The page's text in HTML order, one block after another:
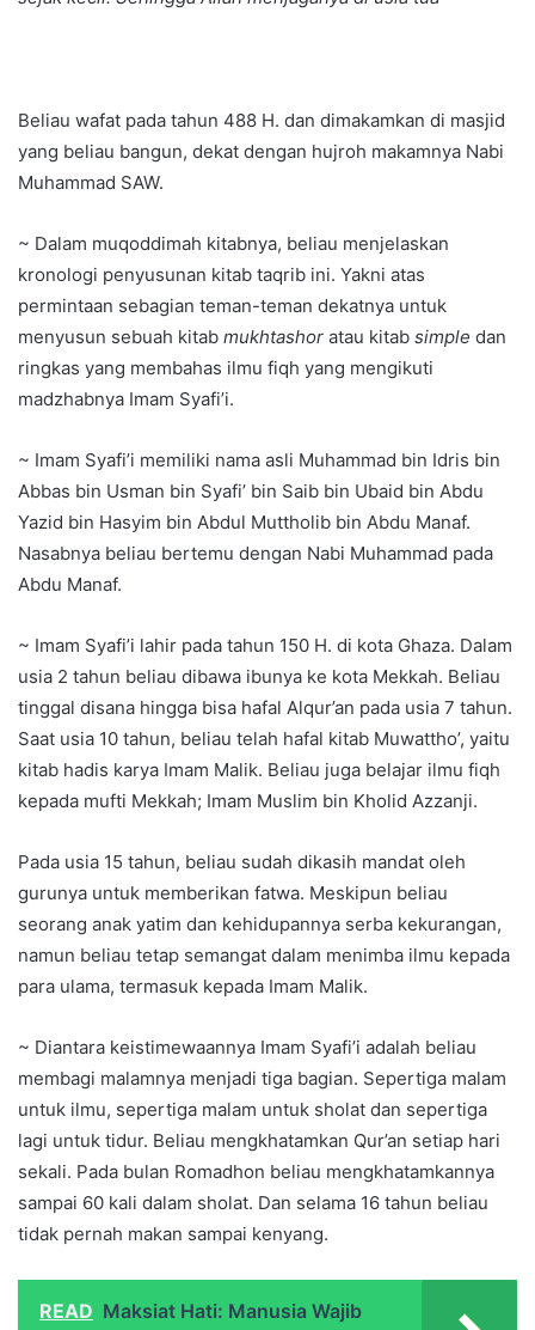
Beliau wafat pada tahun 488 H. dan dimakamkan di masjid
yang beliau bangun, dekat dengan hujroh makamnya Nabi
Muhammad SAW.
~ Dalam muqoddimah kitabnya, beliau menjelaskan
kronologi penyusunan kitab taqrib ini. Yakni atas
permintaan sebagian teman-teman dekatnya untuk
menyusun sebuah kitab mukhtashor atau kitab simple dan
ringkas yang membahas ilmu fiqh yang mengikuti
madzhabnya Imam Syafi’i.
~ Imam Syafi’i memiliki nama asli Muhammad bin Idris bin
Abbas bin Usman bin Syafi’ bin Saib bin Ubaid bin Abdu
Yazid bin Hasyim bin Abdul Muttholib bin Abdu Manaf.
Nasabnya beliau bertemu dengan Nabi Muhammad pada
Abdu Manaf.
~ Imam Syafi’i lahir pada tahun 150 H. di kota Ghaza. Dalam
usia 2 tahun beliau dibawa ibunya ke kota Mekkah. Beliau
tinggal disana hingga bisa hafal Alqur’an pada usia 7 tahun.
Saat usia 10 tahun, beliau telah hafal kitab Muwattho’, yaitu
kitab hadis karya Imam Malik. Beliau juga belajar ilmu fiqh
kepada mufti Mekkah; Imam Muslim bin Kholid Azzanji.
Pada usia 15 tahun, beliau sudah dikasih mandat oleh
gurunya untuk memberikan fatwa. Meskipun beliau
seorang anak yatim dan kehidupannya serba kekurangan,
namun beliau tetap semangat dalam menimba ilmu kepada
para ulama, termasuk kepada Imam Malik.
~ Diantara keistimewaannya Imam Syafi’i adalah beliau
membagi malamnya menjadi tiga bagian. Sepertiga malam
untuk ilmu, sepertiga malam untuk sholat dan sepertiga
lagi untuk tidur. Beliau mengkhatamkan Qur’an setiap hari
sekali. Pada bulan Romadhon beliau mengkhatamkannya
sampai 60 kali dalam sholat. Dan selama 16 tahun beliau
tidak pernah makan sampai kenyang.
READ Maksiat Hati: Manusia Wajib